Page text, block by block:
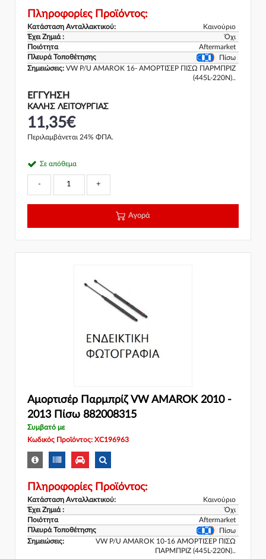
Πληροφορίες Προϊόντος:
Κατάσταση Ανταλλακτικού:
Καινούριο
Έχει Ζημιά :
Όχι
Ποιότητα
Aftermarket
Πλευρά Τοποθέτησης
Πίσω
Σημειώσεις: VW P/U AMAROK 16- ΑΜΟΡΤΙΣΕΡ ΠΙΣΩ ΠΑΡΜΠΡΙΖ
(445L-220N)..
ΕΓΓΎΗΣΗ
ΚΑΛΗΣ ΛΕΙΤΟΥΡΓΙΑΣ
11,35€
Περιλαμβάνεται 24% ΦΠΑ.
Σε απόθεμα
- +
Αγορά
Αμορτισέρ Παρμπρίζ VW AMAROK 2010 -
2013 Πίσω 882008315
Συμβατό με
Κωδικός Προϊόντος: XC196963
Πληροφορίες Προϊόντος:
Κατάσταση Ανταλλακτικού:
Καινούριο
Έχει Ζημιά :
Όχι
Ποιότητα
Aftermarket
Πλευρά Τοποθέτησης
Πίσω
Σημειώσεις:
VW P/U AMAROK 10-16 ΑΜΟΡΤΙΣΕΡ ΠΙΣΩ
ΠΑΡΜΠΡΙΖ (445L-220N)..